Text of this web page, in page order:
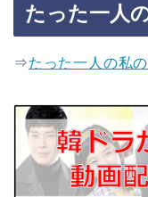
たった一人
⇒たった一人の私